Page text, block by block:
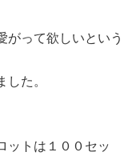
がって欲しいという
た。
ットは１００セッ